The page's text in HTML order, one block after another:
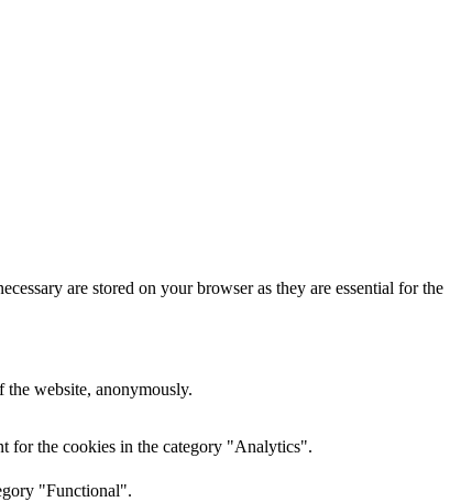
are stored on your browser as they are essential for the
the website, anonymously.
for the cookies in the category "Analytics".
"Functional".